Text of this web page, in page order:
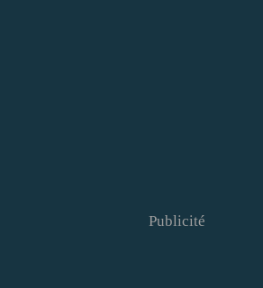
Publicité